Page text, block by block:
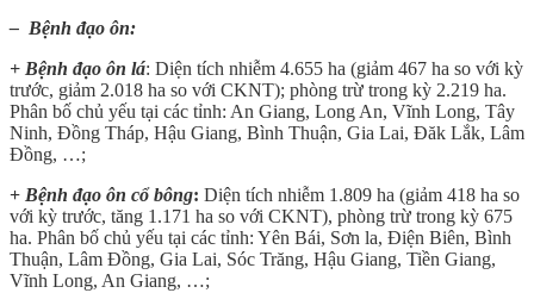
– Bệnh đạo ôn:
+ Bệnh đạo ôn lá: Diện tích nhiễm 4.655 ha (giảm 467 ha so với kỳ
trước, giảm 2.018 ha so với CKNT); phòng trừ trong kỳ 2.219 ha.
Phân bố chủ yếu tại các tỉnh: An Giang, Long An, Vĩnh Long, Tây
Ninh, Đồng Tháp, Hậu Giang, Bình Thuận, Gia Lai, Đăk Lắk, Lâm
Đồng, …;
+ Bệnh đạo ôn cổ bông: Diện tích nhiễm 1.809 ha (giảm 418 ha so
với kỳ trước, tăng 1.171 ha so với CKNT), phòng trừ trong kỳ 675
ha. Phân bố chủ yếu tại các tỉnh: Yên Bái, Sơn la, Điện Biên, Bình
Thuận, Lâm Đồng, Gia Lai, Sóc Trăng, Hậu Giang, Tiền Giang,
Vĩnh Long, An Giang, …;